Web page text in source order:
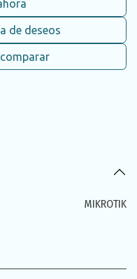
de deseos
MIKROTIK